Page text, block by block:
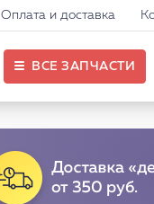
Оплата и доставка
ВСЕ ЗАПЧАСТИ